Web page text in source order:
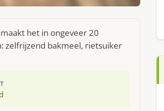
het in ongeveer 20
zelfrijzend bakmeel, rietsuiker